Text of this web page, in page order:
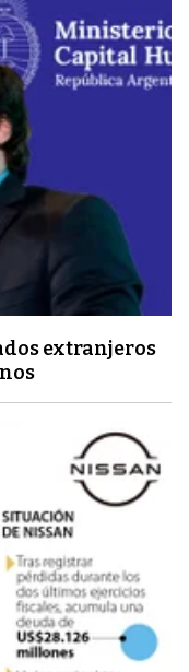
extranjeros